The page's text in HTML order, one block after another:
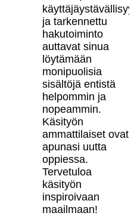
ja tarkennettu
hakutoiminto
auttavat sinua
löytämään
monipuolisia
sisältöjä entistä
helpommin ja
nopeammin.
Käsityön
ammattilaiset ovat
apunasi uutta
oppiessa.
Tervetuloa
käsityön
inspiroivaan
maailmaan!